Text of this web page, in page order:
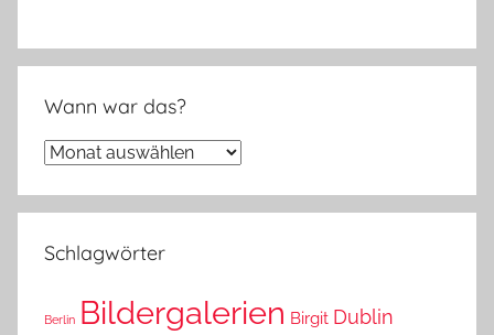
Wann war das?
Wann
das?
Schlagwörter
Berlin Bildergalerien Birgit Dublin